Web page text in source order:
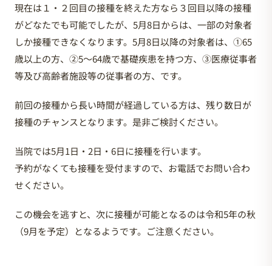
現在は１・２回目の接種を終えた方なら３回目以降の接種
がどなたでも可能でしたが、5月8日からは、一部の対象者
しか接種できなくなります。5月8日以降の対象者は、①65
歳以上の方、②5〜64歳で基礎疾患を持つ方、③医療従事者
等及び高齢者施設等の従事者の方、です。
前回の接種から長い時間が経過している方は、残り数日が
接種のチャンスとなります。是非ご検討ください。
当院では5月1日・2日・6日に接種を行います。
予約がなくても接種を受付ますので、お電話でお問い合わ
せください。
この機会を逃すと、次に接種が可能となるのは令和5年の秋
（9月を予定）となるようです。ご注意ください。